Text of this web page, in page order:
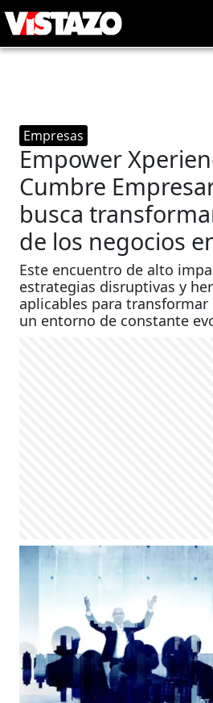
Empresas
Empower
Cumbre
busca
de los negocios
Este encuentro de alto
estrategias disruptivas y
aplicables para transformar
un entorno de constante